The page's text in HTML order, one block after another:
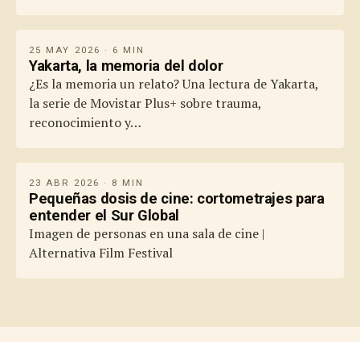
25 MAY 2026 · 6 MIN
Yakarta, la memoria del dolor
¿Es la memoria un relato? Una lectura de Yakarta,
la serie de Movistar Plus+ sobre trauma,
reconocimiento y…
23 ABR 2026 · 8 MIN
Pequeñas dosis de cine: cortometrajes para
entender el Sur Global
Imagen de personas en una sala de cine |
Alternativa Film Festival